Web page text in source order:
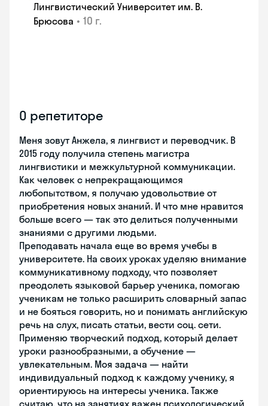
Лингвистический Университет им. В.
Брюсова • 10 г.
О репетиторе
Меня зовут Анжела, я лингвист и переводчик. В
2015 году получила степень магистра
лингвистики и межкультурной коммуникации.
Как человек с непрекращающимся
любопытством, я получаю удовольствие от
приобретения новых знаний. И что мне нравится
больше всего — так это делиться полученными
знаниями с другими людьми.
Преподавать начала еще во время учебы в
университете. На своих уроках уделяю внимание
коммуникативному подходу, что позволяет
преодолеть языковой барьер ученика, помогаю
ученикам не только расширить словарный запас
и не бояться говорить, но и понимать английскую
речь на слух, писать статьи, вести соц. сети.
Применяю творческий подход, который делает
уроки разнообразными, а обучение —
увлекательным. Моя задача — найти
индивидуальный подход к каждому ученику, я
ориентируюсь на интересы ученика. Также
считаю, что на занятиях важен психологический